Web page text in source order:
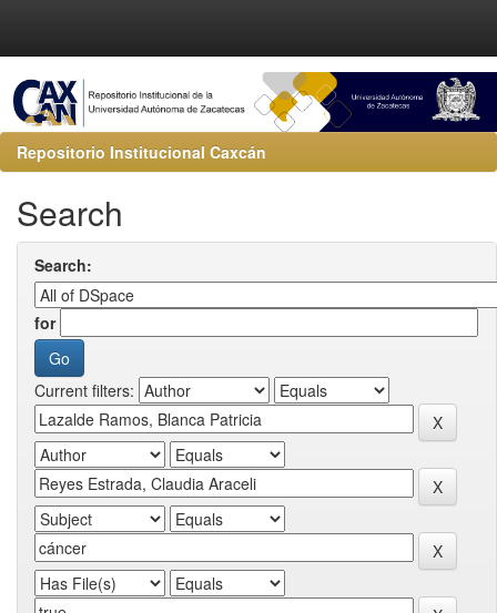
Repositorio Institucional Caxcán
Search
Search:
for
Current filters: